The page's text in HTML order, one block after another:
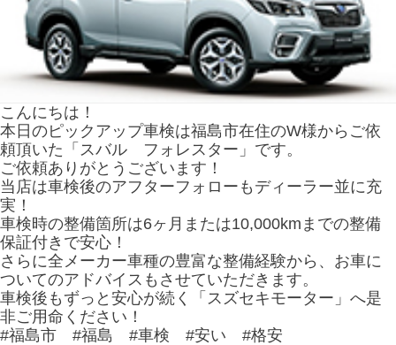
こんにちは！
本日のピックアップ車検は福島市在住のW様からご依
頼頂いた「スバル フォレスター」です。
ご依頼ありがとうございます！
当店は車検後のアフターフォローもディーラー並に充
実！
車検時の整備箇所は6ヶ月または10,000kmまでの整備
保証付きで安心！
さらに全メーカー車種の豊富な整備経験から、お車に
ついてのアドバイスもさせていただきます。
車検後もずっと安心が続く「スズセキモーター」へ是
非ご用命ください！
#福島市 #福島 #車検 #安い #格安